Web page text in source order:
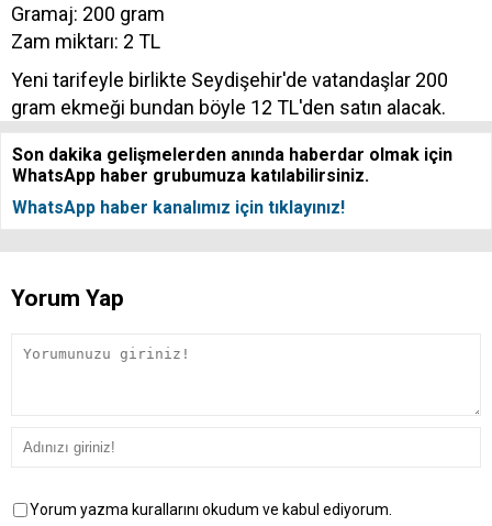
Gramaj: 200 gram
Zam miktarı: 2 TL
Yeni tarifeyle birlikte Seydişehir'de vatandaşlar 200
gram ekmeği bundan böyle 12 TL'den satın alacak.
Son dakika gelişmelerden anında haberdar olmak için
WhatsApp haber grubumuza katılabilirsiniz.
WhatsApp haber kanalımız için tıklayınız!
Yorum Yap
Yorum yazma kurallarını okudum ve kabul ediyorum.